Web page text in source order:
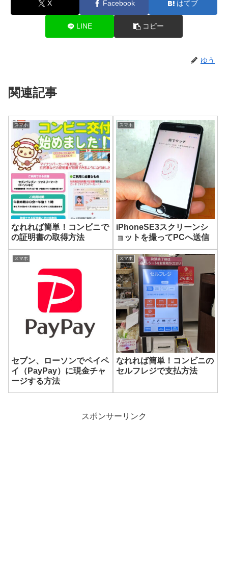
X Facebook はてブ
LINE コピー
ゆう
関連記事
スマホ
なれれば簡単！コンビニで
の証明書の取得方法
スマホ
iPhoneSE3スクリーンシ
ョットを撮ってPCへ送信
スマホ
セブン、ローソンでペイペ
イ（PayPay）に現金チャ
ージする方法
スマホ
なれれば簡単！コンビニの
セルフレジで支払方法
スポンサーリンク